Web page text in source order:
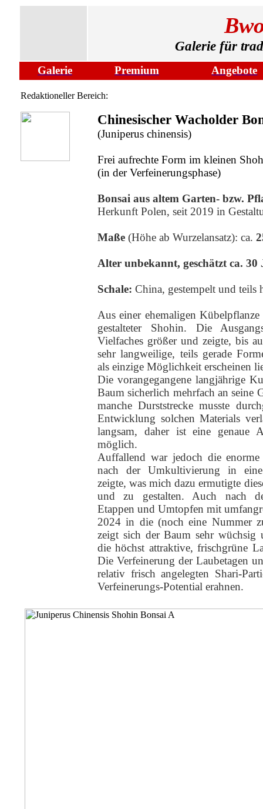
Galerie für
Galerie Premium Angebote
Redaktioneller Bereich:
Chinesischer Wacholder
(Juniperus chinensis)
Frei aufrechte Form im kleinen
(in der Verfeinerungsphase)
Bonsai aus altem Garten- bzw.
Herkunft Polen, seit 2019 in
Maße (Höhe ab Wurzelansatz): ca.
Alter unbekannt, geschätzt ca. 30
Schale: China, gestempelt und teils
Aus einer ehemaligen
gestalteter Shohin. Die
Vielfaches größer und zeigte, bis
sehr langweilige, teils gerade
als einzige Möglichkeit erscheinen
Die vorangegangene langjährige
Baum sicherlich mehrfach an seine
manche Durststrecke musste
Entwicklung solchen Materials
langsam, daher ist eine genaue
möglich.
Auffallend war jedoch die
nach der Umkultivierung in eine
zeigte, was mich dazu ermutigte
und zu gestalten. Auch nach
Etappen und Umtopfen mit
2024 in die (noch eine Nummer
zeigt sich der Baum sehr wüchsig
die höchst attraktive, frischgrüne
Die Verfeinerung der Laubetagen
relativ frisch angelegten Shari-
Verfeinerungs-Potential erahnen.